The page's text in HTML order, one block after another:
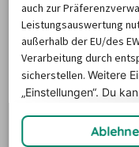
Welche
Juan
gewählt?
Bei der großen
kann es
auch zur
Leistungsauswertung
außerhalb der EU/des
Verarbeitung durch
sicherstellen.Weitere
„Einstellungen“. Du